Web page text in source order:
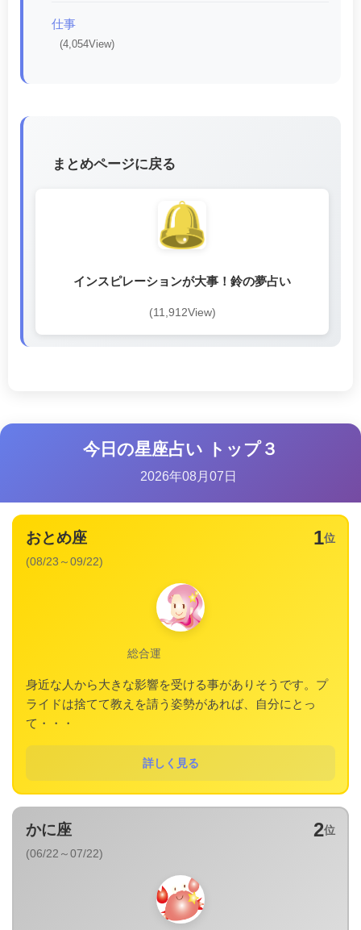
仕事
(4,054View)
まとめページに戻る
インスピレーションが大事！鈴の夢占い
(11,912View)
今日の星座占い トップ３
2026年08月07日
1位
おとめ座
(08/23～09/22)
総合運
身近な人から大きな影響を受ける事がありそうです。プ
ライドは捨てて教えを請う姿勢があれば、自分にとっ
て・・・
詳しく見る
2位
かに座
(06/22～07/22)